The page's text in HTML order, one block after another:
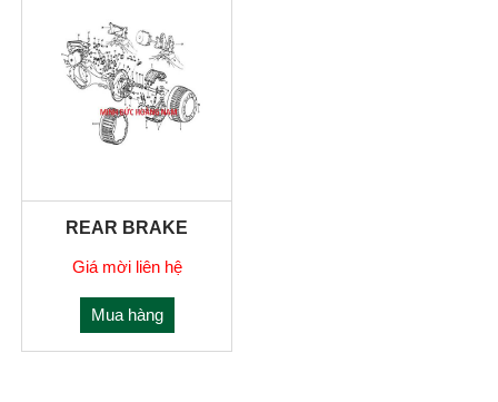
REAR BRAKE
Giá mời liên hệ
Mua hàng